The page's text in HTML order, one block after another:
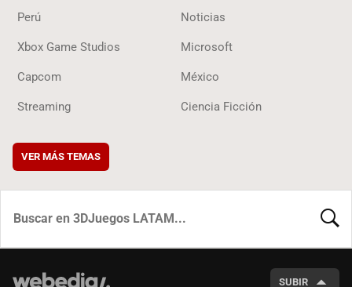
Perú Noticias
Xbox Game Studios Microsoft
Capcom México
Streaming Ciencia Ficción
VER MÁS TEMAS
SUBIR